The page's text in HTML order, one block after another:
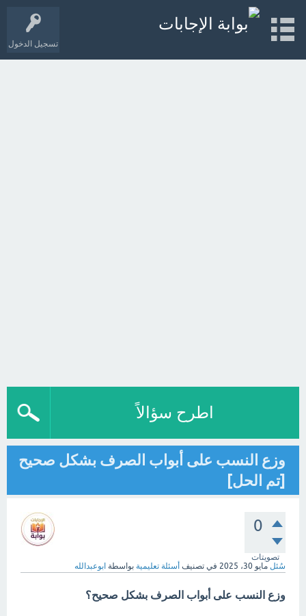
تسجيل الدخول
اطرح سؤالاً
وزع النسب على أبواب الصرف بشكل صحيح
[تم الحل]
0
تصويتات
سُئل مايو 30، 2025 في تصنيف أسئلة تعليمية بواسطة ابوعبدالله
وزع النسب على أبواب الصرف بشكل صحيح؟